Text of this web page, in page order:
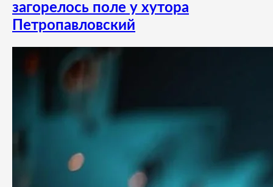
загорелось поле у хутора
Петропавловский